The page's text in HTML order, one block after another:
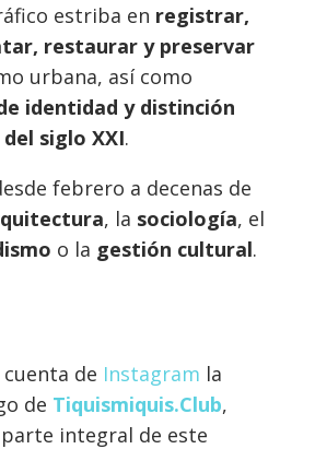
estriba en registrar,
restaurar y preservar
urbana, así como
identidad y distinción
siglo XXI.
febrero a decenas de
, la sociología, el
o la gestión cultural.
de Instagram la
de Tiquismiquis.Club,
integral de este